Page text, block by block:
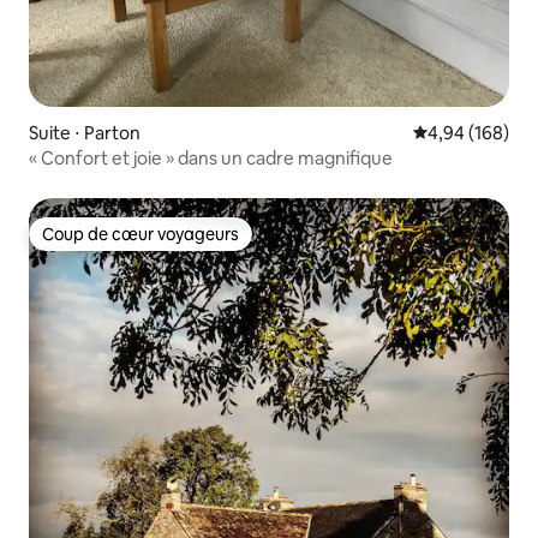
Suite ⋅ Parton Évaluation
4,94 (168)
« Confort et joie » dans un cadre magnifique
Coup de cœur voyageurs
Coup de cœur voyageurs